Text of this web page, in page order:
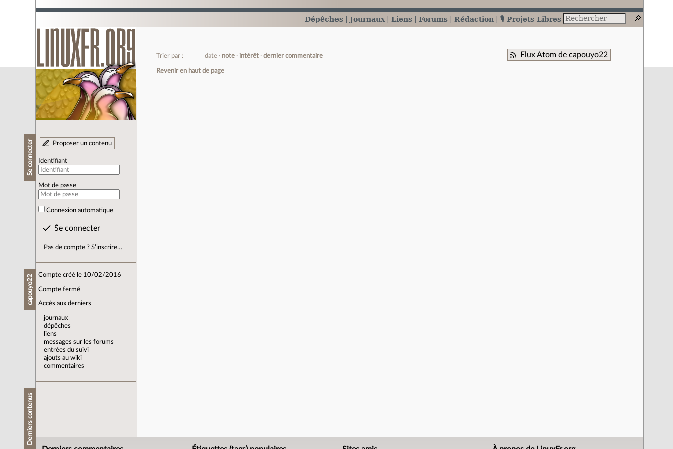
Dépêches Journaux Liens Forums Rédaction 🎙️ Projets Libres
Se connecter Proposer un contenu
Identifiant
Mot de passe
Connexion automatique
Pas de compte ? S’inscrire…
capouyo22 Compte créé le 10/02/2016
Compte fermé
Accès aux derniers
journaux
dépêches
liens
messages sur les forums
entrées du suivi
ajouts au wiki
commentaires
Derniers contenus
Flux Atom de capouyo22
Trier par : date note intérêt dernier commentaire
Revenir en haut de page